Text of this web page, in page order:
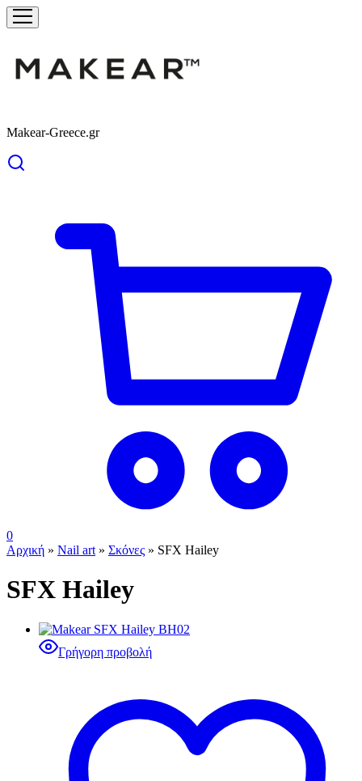
Makear-Greece.gr
0
Αρχική » Nail art » Σκόνες » SFX Hailey
SFX Hailey
Γρήγορη προβολή